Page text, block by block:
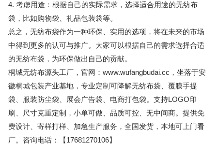
4. 考虑用途：根据自己的实际需求，选择适合用途的无纺布
袋，比如购物袋、礼品包装袋等。
总之，无纺布袋作为一种环保、实用的选项，将在未来的市场
中得到更多的认可与推广。大家可以根据自己的需求选择合适
的无纺布袋，为环保做出自己的贡献。
桐城无纺布源头工厂，官网：www.wufangbudai.cc，坐落于安
徽桐城包装产业基地，专业定制可降解无纺布袋、覆膜手提
袋、服装防尘袋、展会广告袋、电商打包袋。支持LOGO印
刷、尺寸克重定制，小单可做、品质可控、无中间商。提供免
费设计、寄样打样、加急生产服务，全国发货，本地可上门看
厂。咨询电话：【17681270106】